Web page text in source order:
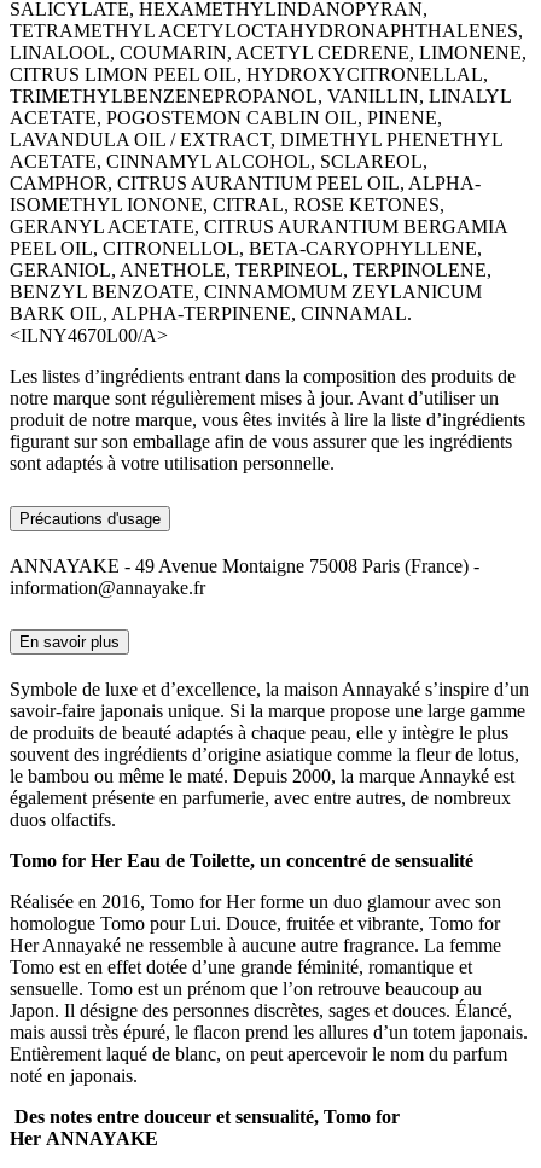
SALICYLATE, HEXAMETHYLINDANOPYRAN,
TETRAMETHYL ACETYLOCTAHYDRONAPHTHALENES,
LINALOOL, COUMARIN, ACETYL CEDRENE, LIMONENE,
CITRUS LIMON PEEL OIL, HYDROXYCITRONELLAL,
TRIMETHYLBENZENEPROPANOL, VANILLIN, LINALYL
ACETATE, POGOSTEMON CABLIN OIL, PINENE,
LAVANDULA OIL / EXTRACT, DIMETHYL PHENETHYL
ACETATE, CINNAMYL ALCOHOL, SCLAREOL,
CAMPHOR, CITRUS AURANTIUM PEEL OIL, ALPHA-
ISOMETHYL IONONE, CITRAL, ROSE KETONES,
GERANYL ACETATE, CITRUS AURANTIUM BERGAMIA
PEEL OIL, CITRONELLOL, BETA-CARYOPHYLLENE,
GERANIOL, ANETHOLE, TERPINEOL, TERPINOLENE,
BENZYL BENZOATE, CINNAMOMUM ZEYLANICUM
BARK OIL, ALPHA-TERPINENE, CINNAMAL.
<ILNY4670L00/A>
Les listes d’ingrédients entrant dans la composition des produits de
notre marque sont régulièrement mises à jour. Avant d’utiliser un
produit de notre marque, vous êtes invités à lire la liste d’ingrédients
figurant sur son emballage afin de vous assurer que les ingrédients
sont adaptés à votre utilisation personnelle.
Précautions d'usage
ANNAYAKE - 49 Avenue Montaigne 75008 Paris (France) -
information@annayake.fr
En savoir plus
Symbole de luxe et d’excellence, la maison Annayaké s’inspire d’un
savoir-faire japonais unique. Si la marque propose une large gamme
de produits de beauté adaptés à chaque peau, elle y intègre le plus
souvent des ingrédients d’origine asiatique comme la fleur de lotus,
le bambou ou même le maté. Depuis 2000, la marque Annayké est
également présente en parfumerie, avec entre autres, de nombreux
duos olfactifs.
Tomo for Her Eau de Toilette, un concentré de sensualité
Réalisée en 2016, Tomo for Her forme un duo glamour avec son
homologue Tomo pour Lui. Douce, fruitée et vibrante, Tomo for
Her Annayaké ne ressemble à aucune autre fragrance. La femme
Tomo est en effet dotée d’une grande féminité, romantique et
sensuelle. Tomo est un prénom que l’on retrouve beaucoup au
Japon. Il désigne des personnes discrètes, sages et douces. Élancé,
mais aussi très épuré, le flacon prend les allures d’un totem japonais.
Entièrement laqué de blanc, on peut apercevoir le nom du parfum
noté en japonais.
Des notes entre douceur et sensualité, Tomo for
Her ANNAYAKE